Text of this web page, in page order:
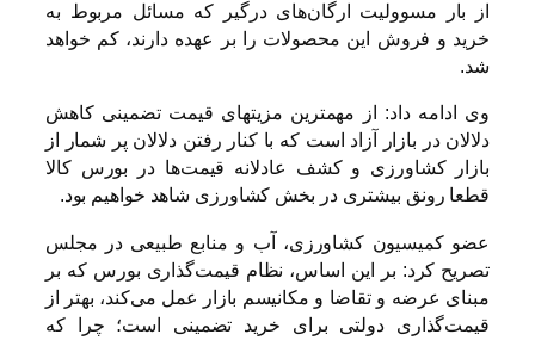
از بار مسوولیت ارگان‌های درگیر که مسائل مربوط به
خرید و فروش این محصولات را بر عهده‌ دارند، کم خواهد
شد.
وی ادامه داد: از مهمترین مزیتهای قیمت تضمینی کاهش
دلالان در بازار آزاد است که با کنار رفتن دلالان پر شمار از
بازار کشاورزی و کشف عادلانه قیمت‌ها در بورس کالا
قطعا رونق بیشتری در بخش کشاورزی شاهد خواهیم بود.
عضو کمیسیون کشاورزی، آب و منابع طبیعی در مجلس
تصریح کرد: بر این اساس، نظام قیمت‌گذاری بورس که بر
مبنای عرضه و تقاضا و مکانیسم بازار عمل می‌کند، بهتر از
قیمت‌گذاری دولتی برای خرید تضمینی است؛ چرا که